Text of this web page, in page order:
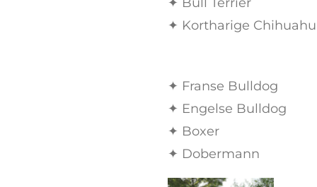
✦ Kortharige
✦ Franse Bulldog
✦ Engelse Bulldog
✦ Boxer
✦ Dobermann